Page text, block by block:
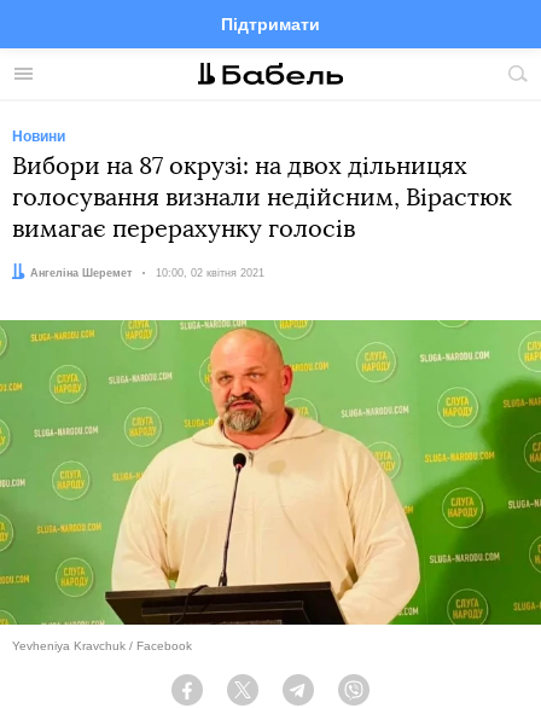
Меню
Підтримати
FacebookTelegramTwitter
Новини
Вибори на 87 окрузі: на двох дільницях
голосування визнали недійсним, Вірастюк
вимагає перерахунку голосів
Автор:
Ангеліна Шеремет Дата:
10:00, 02 квітня 2021
Yevheniya Kravchuk / Facebook
Facebook Twitter Telegram